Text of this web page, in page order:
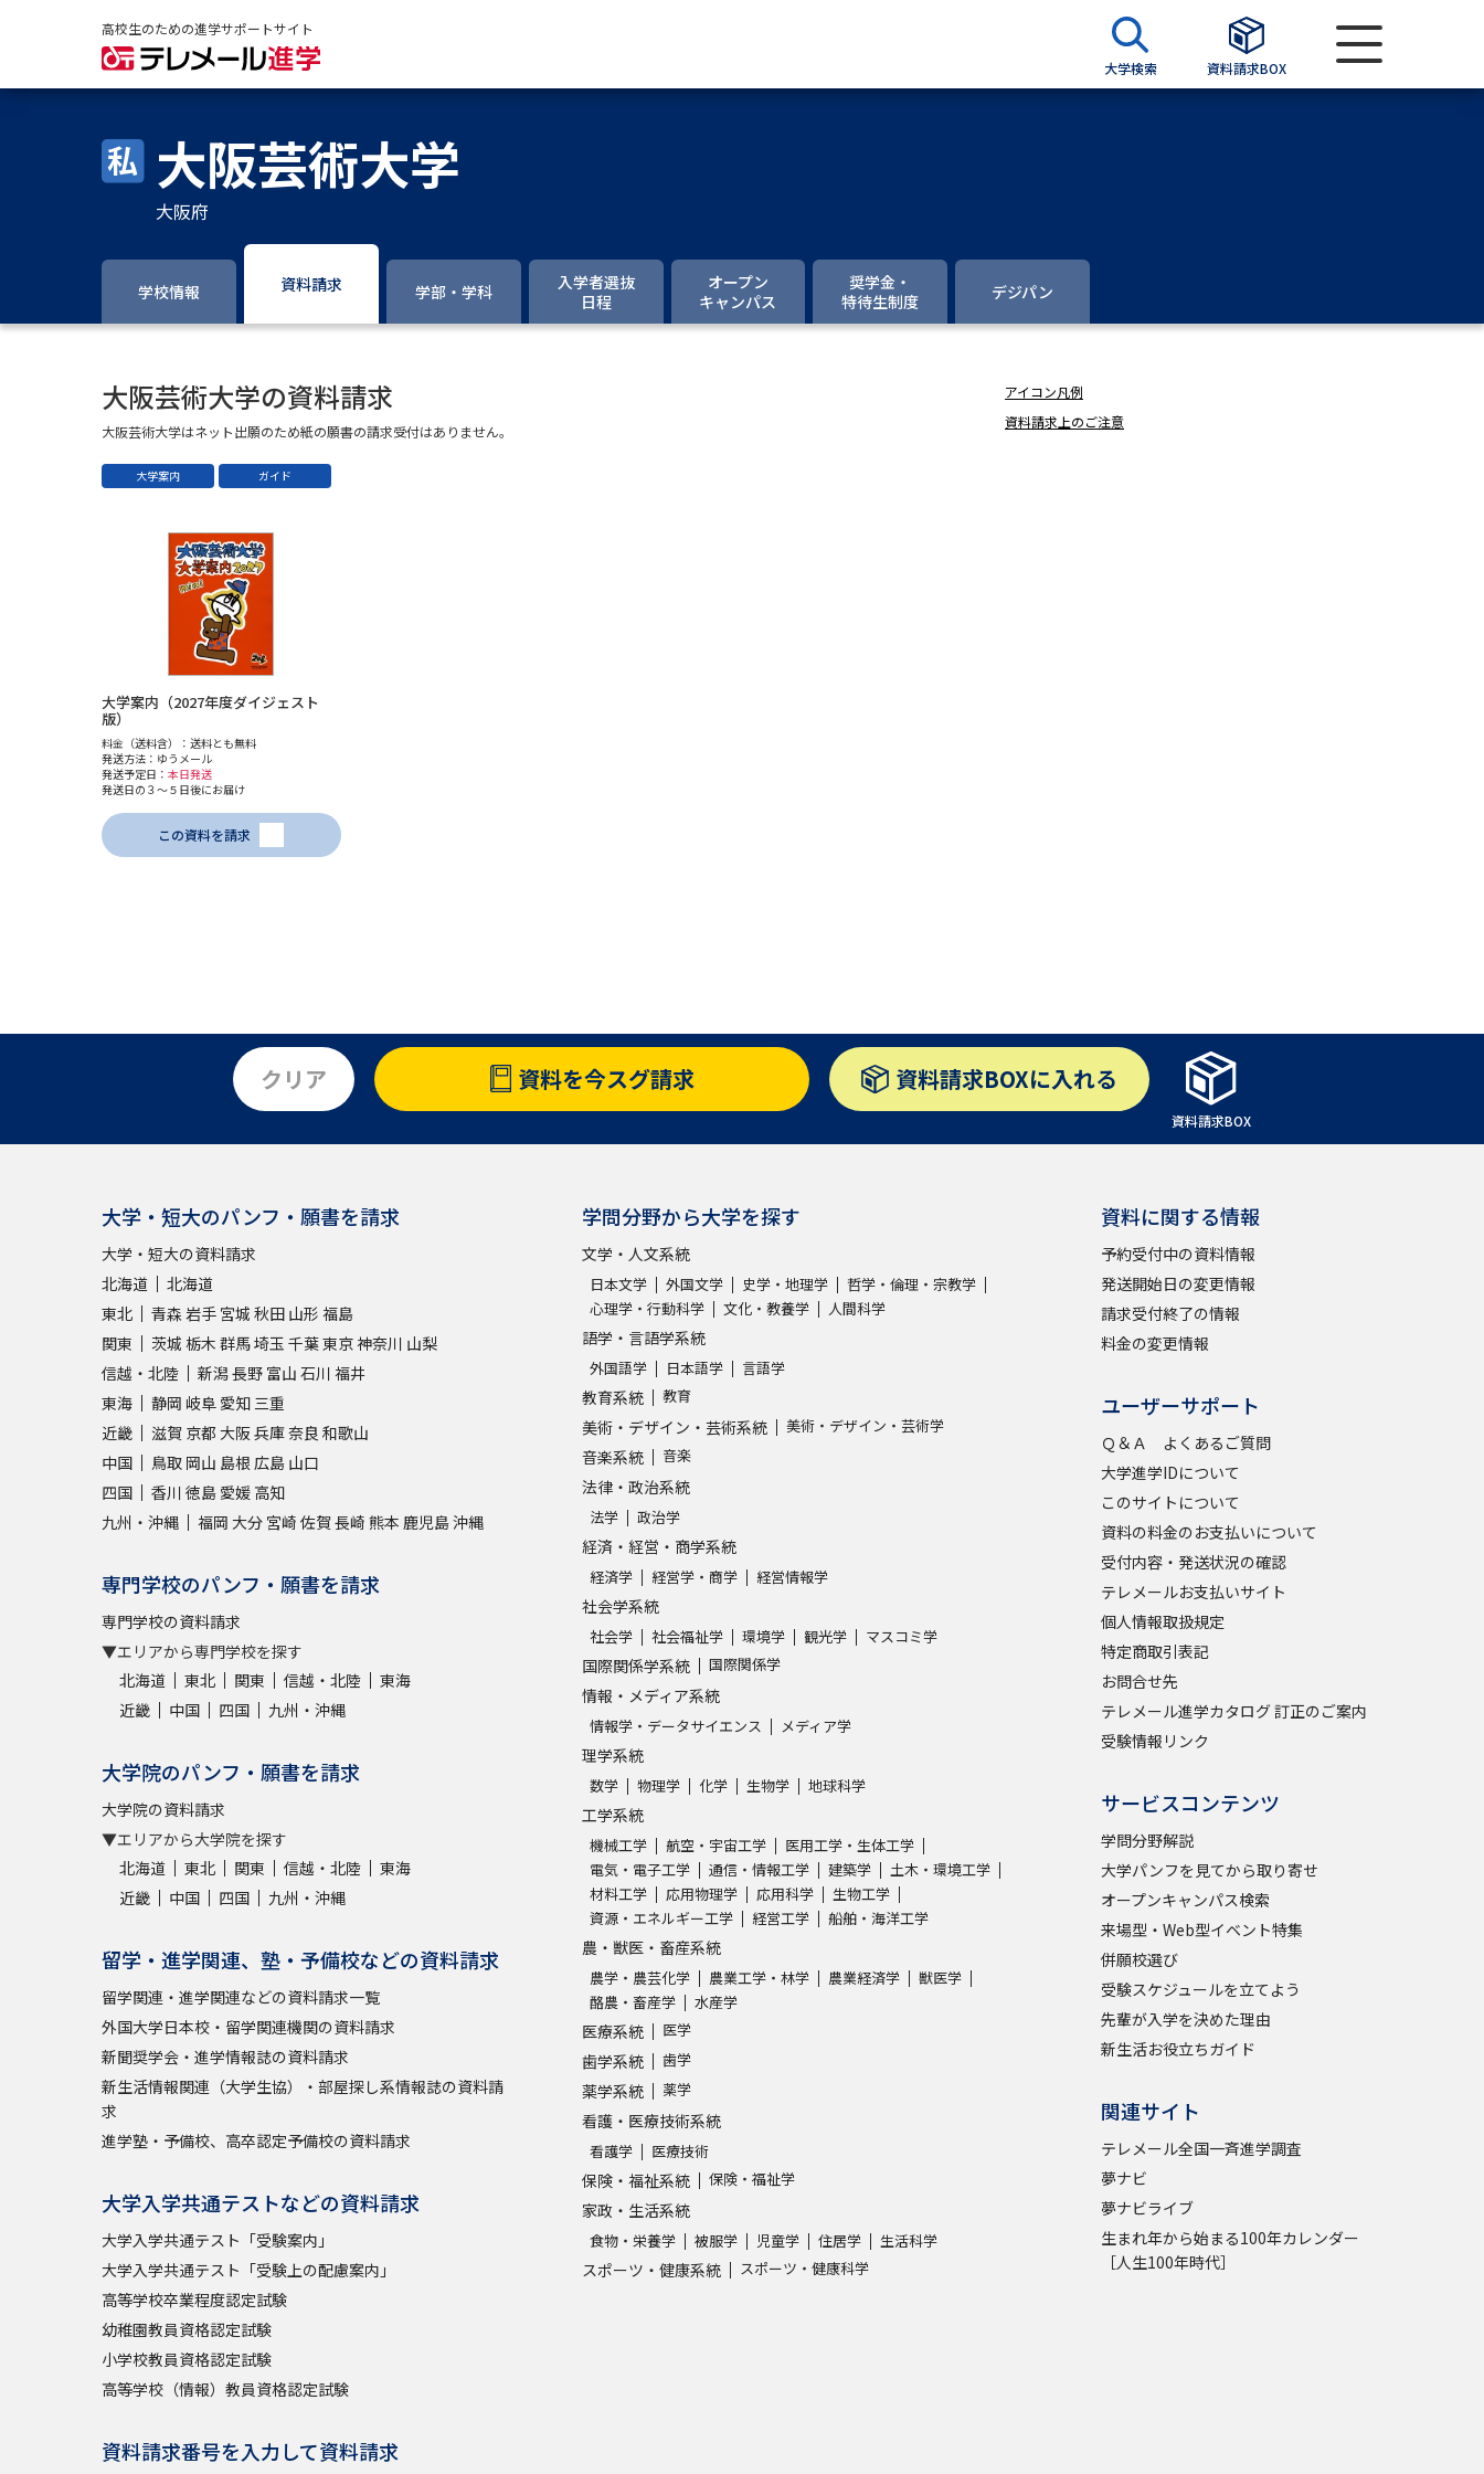
高校生のための進学サポートサイト
大学検索 資料請求BOX
大学パンフ
学部・学科パンフ
総合型選抜・学校推薦型選抜 募集要項＆願書
オープンキャンパスなどを調べる
受験準備 資料検索
志望校・出願校を調べる
併願校選び
先輩が入学を決めた理由
テレメール全国一斉進学調査
学問検索
大学で学びたい学問発見
学問のミニ講義「夢ナビ講義」 学問の教科書
ユーザーサポート
Ｑ＆Ａ よくあるご質問 大学進学IDについて
このサイトについて
資料の料金のお支払いについて 受付内容・発送状況の確認 テレメールお支払いサイト
個人情報取扱規定
特定商取引表記 テレメール進学カタログ 訂正のご案内
受験情報リンク
大阪芸術大学
大阪府
学校情報 資料請求 学部・学科
入学者選抜
日程
オープン
キャンパス
奨学金・
特待生制度
デジパン
大阪芸術大学の資料請求
大阪芸術大学はネット出願のため紙の願書の請求受付はありません。
アイコン凡例
資料請求上のご注意
大学案内 ガイド
大学案内（2027年度ダイジェスト
版）
料金（送料含）：送料とも無料
発送方法：ゆうメール
発送予定日： 本日発送
発送日の３～５日後にお届け
この資料を請求
クリア 資料を今スグ請求 資料請求BOXに入れる
資料請求BOX
大学・短大のパンフ・願書を請求
大学・短大の資料請求
北海道
北海道
東北
青森 岩手 宮城 秋田 山形 福島
関東
茨城 栃木 群馬埼玉 千葉東京神奈川 山梨
信越・北陸
新潟長野 富山 石川 福井
東海
静岡 岐阜 愛知 三重
近畿
滋賀 京都 大阪兵庫奈良 和歌山
中国
鳥取 岡山 島根 広島 山口
四国
香川 徳島 愛媛 高知
九州・沖縄
福岡 大分 宮崎 佐賀 長崎 熊本 鹿児島沖縄
専門学校のパンフ・願書を請求
専門学校の資料請求
▼エリアから専門学校を探す
北海道
東北 関東 信越・北陸
東海
近畿
中国 四国 九州・沖縄
大学院のパンフ・願書を請求
大学院の資料請求
▼エリアから大学院を探す
北海道
東北 関東 信越・北陸
東海
近畿
中国 四国 九州・沖縄
留学・進学関連、塾・予備校などの資料請求
留学関連・進学関連などの資料請求一覧
外国大学日本校・留学関連機関の資料請求
新聞奨学会・進学情報誌の資料請求
新生活情報関連（大学生協）・部屋探し系情報誌の資料請
求
進学塾・予備校、高卒認定予備校の資料請求
大学入学共通テストなどの資料請求
大学入学共通テスト「受験案内」
大学入学共通テスト「受験上の配慮案内」
高等学校卒業程度認定試験
幼稚園教員資格認定試験
小学校教員資格認定試験
高等学校（情報）教員資格認定試験
資料請求番号を入力して資料請求
学問分野から大学を探す
文学・人文系統
日本文学 外国文学 史学・地理学
哲学・倫理・宗教学
心理学・行動科学
文化・教養学 人間科学
語学・言語学系統
外国語学 日本語学 言語学
教育系統 教育
美術・デザイン・芸術系統 美術・デザイン・芸術学
音楽系統 音楽
法律・政治系統
法学 政治学
経済・経営・商学系統
経済学 経営学・商学 経営情報学
社会学系統
社会学 社会福祉学 環境学 観光学 マスコミ学
国際関係学系統 国際関係学
情報・メディア系統
情報学・データサイエンス メディア学
理学系統
数学 物理学 化学 生物学 地球科学
工学系統
機械工学 航空・宇宙工学
医用工学・生体工学
電気・電子工学
通信・情報工学 建築学
土木・環境工学
材料工学
応用物理学 応用科学
生物工学
資源・エネルギー工学
経営工学 船舶・海洋工学
農・獣医・畜産系統
農学・農芸化学 農業工学・林学 農業経済学
獣医学
酪農・畜産学
水産学
医療系統 医学
歯学系統 歯学
薬学系統 薬学
看護・医療技術系統
看護学 医療技術
保険・福祉系統 保険・福祉学
家政・生活系統
食物・栄養学 被服学 児童学 住居学 生活科学
スポーツ・健康系統 スポーツ・健康科学
資料に関する情報
予約受付中の資料情報
発送開始日の変更情報
請求受付終了の情報
料金の変更情報
ユーザーサポート
Ｑ＆Ａ よくあるご質問
大学進学IDについて
このサイトについて
資料の料金のお支払いについて
受付内容・発送状況の確認
テレメールお支払いサイト
個人情報取扱規定
特定商取引表記
お問合せ先
テレメール進学カタログ 訂正のご案内
受験情報リンク
サービスコンテンツ
学問分野解説
大学パンフを見てから取り寄せ
オープンキャンパス検索
来場型・Web型イベント特集
併願校選び
受験スケジュールを立てよう
先輩が入学を決めた理由
新生活お役立ちガイド
関連サイト
テレメール全国一斉進学調査
夢ナビ
夢ナビライブ
生まれ年から始まる100年カレンダー
［人生100年時代］